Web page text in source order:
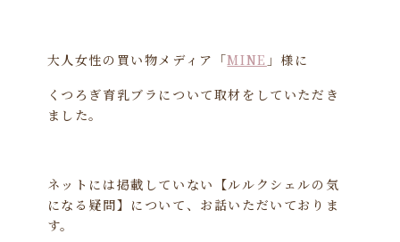
大人女性の買い物メディア「MINE 」様に
くつろぎ育乳ブラについて取材をしていただき
ました。
ネットには掲載していない【ルルクシェルの気
になる疑問】について、お話いただいておりま
す。